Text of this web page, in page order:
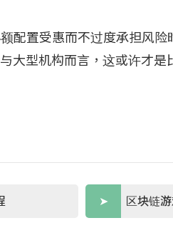
配置受惠而不过度承担风险
大型机构而言，这或许才是
区块链